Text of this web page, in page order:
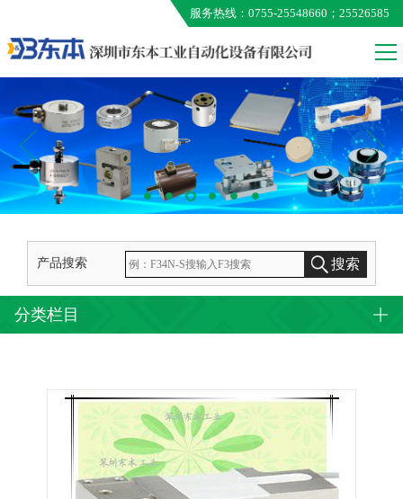
MEG
KUNIMORI
EXTION
TAMAGAWA
服务热线：0755-25548660；25526585
产品搜索 搜索
分类栏目